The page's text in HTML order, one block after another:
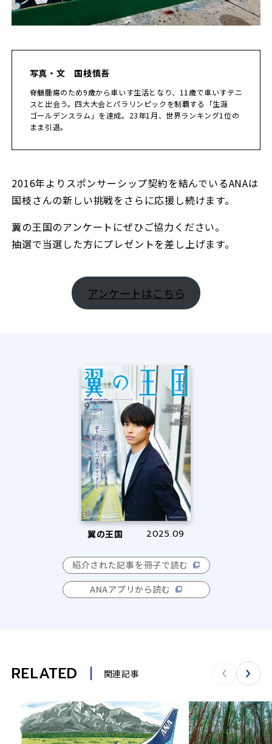
写真・文 国枝慎吾
脊髄腫瘍のため9歳から車いす生活となり、11歳で車いすテニ
スと出会う。四大大会とパラリンピックを制覇する「生涯
ゴールデンスラム」を達成。23年1月、世界ランキング1位の
まま引退。
2016年よりスポンサーシップ契約を結んでいるANAは
国枝さんの新しい挑戦をさらに応援し続けます。
翼の王国のアンケートにぜひご協力ください。
抽選で当選した方にプレゼントを差し上げます。
アンケートはこちら
翼の王国 2025.09
紹介された記事を冊子で読む
ANAアプリから読む
RELATED 関連記事